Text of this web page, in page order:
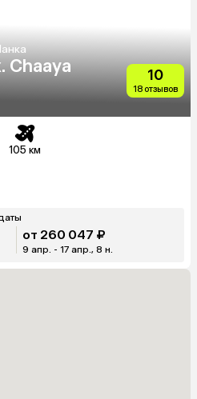
Chaaya
10
18 отзывов
105 км
от 260 047 ₽
9 апр. - 17 апр., 8 н.